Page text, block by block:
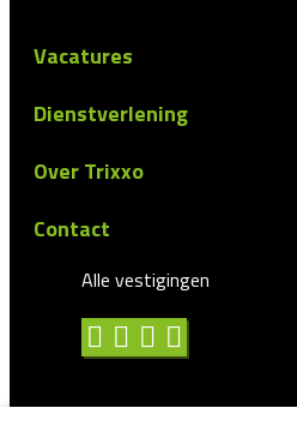
Vacatures
Dienstverlening
Over Trixxo
Contact
Alle vestigingen